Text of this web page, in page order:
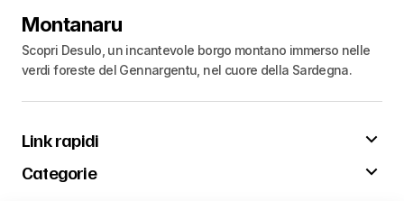
Montanaru
Scopri Desulo, un incantevole borgo montano immerso nelle
verdi foreste del Gennargentu, nel cuore della Sardegna.
Link rapidi
Categorie